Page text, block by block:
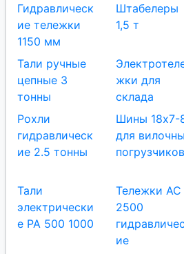
Гидравлическ
ие тележки
1150 мм
Штабелеры
1,5 т
Тали ручные
цепные 3
тонны
жки для
склада
Рохли
гидравлическ
ие 2.5 тонны
Шины 18x7-
для
погрузчиков
Тали
электрически
е РА 500 1000
Тележки AC
2500
ие